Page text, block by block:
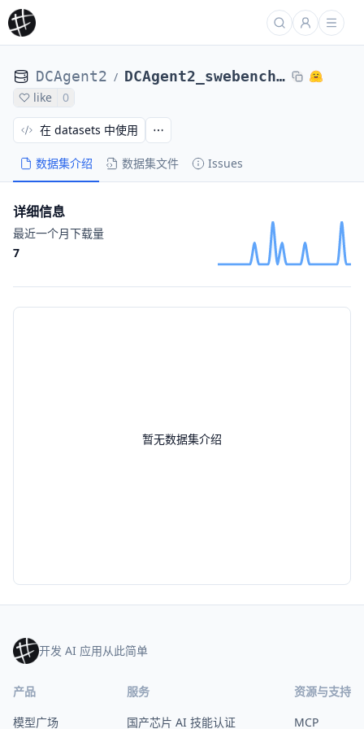
DCAgent2 / DCAgent2_swebench-verified-random-100-folders_DCAgent_staqc-sandboxes-traces-te3bd7588e
like 0
数据集介绍 数据集文件 Issues
在 datasets 中使用
暂无数据集介绍
详细信息
最近一个月下载量
7
开发 AI 应用从此简单
产品
模型广场
服务
国产芯片 AI 技能认证
资源与支持
MCP